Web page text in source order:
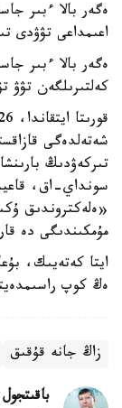
ەگەر بالا ءبىر
اعىمداعى تۋۋدى
ەگەر بالا ءبىر
كەلتىرىلگەن تۋۋ
شەتەلدەگى
تىركەۋدىڭ
سونداي-اق،
«ەلەكتروندىق
مۇمكىندىگى دە
ايتا كەتەيىك،
ەڭ كوپ
زاڭ جانە قۇقىق